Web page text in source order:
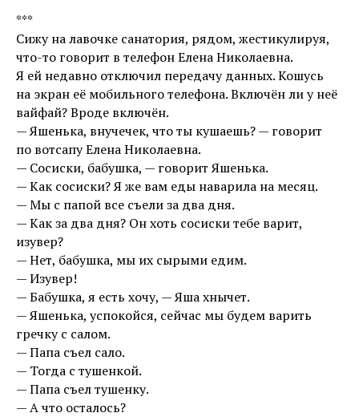
***
Сижу на лавочке санатория, рядом, жестикулируя,
что-то говорит в телефон Елена Николаевна.
Я ей недавно отключил передачу данных. Кошусь
на экран её мобильного телефона. Включён ли у неё
вайфай? Вроде включён.
— Яшенька, внучечек, что ты кушаешь? — говорит
по вотсапу Елена Николаевна.
— Сосиски, бабушка, — говорит Яшенька.
— Как сосиски? Я же вам еды наварила на месяц.
— Мы с папой все съели за два дня.
— Как за два дня? Он хоть сосиски тебе варит,
изувер?
— Нет, бабушка, мы их сырыми едим.
— Изувер!
— Бабушка, я есть хочу, — Яша хнычет.
— Яшенька, успокойся, сейчас мы будем варить
гречку с салом.
— Папа съел сало.
— Тогда с тушенкой.
— Папа съел тушенку.
— А что осталось?